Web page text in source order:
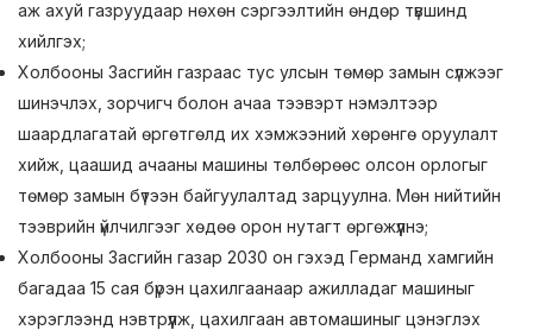
аж ахуй газруудаар нөхөн сэргээлтийн өндөр түвшинд
хийлгэх;
Холбооны Засгийн газраас тус улсын төмөр замын сүлжээг
шинэчлэх, зорчигч болон ачаа тээвэрт нэмэлтээр
шаардлагатай өргөтгөлд их хэмжээний хөрөнгө оруулалт
хийж, цаашид ачааны машины төлбөрөөс олсон орлогыг
төмөр замын бүтээн байгуулалтад зарцуулна. Мөн нийтийн
тээврийн үйлчилгээг хөдөө орон нутагт өргөжүүлнэ;
Холбооны Засгийн газар 2030 он гэхэд Германд хамгийн
багадаа 15 сая бүрэн цахилгаанаар ажилладаг машиныг
хэрэглээнд нэвтрүүлж, цахилгаан автомашиныг цэнэглэх